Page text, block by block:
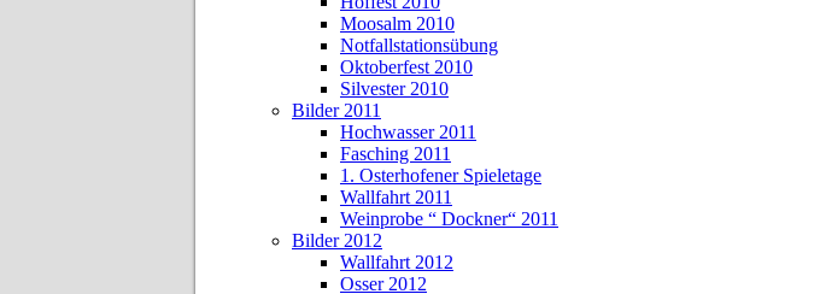
Moosalm 2010
Notfallstationsübung
Oktoberfest 2010
Silvester 2010
Bilder 2011
Hochwasser 2011
Fasching 2011
1. Osterhofener Spieletage
Wallfahrt 2011
Weinprobe “ Dockner“ 2011
Bilder 2012
Wallfahrt 2012
Osser 2012